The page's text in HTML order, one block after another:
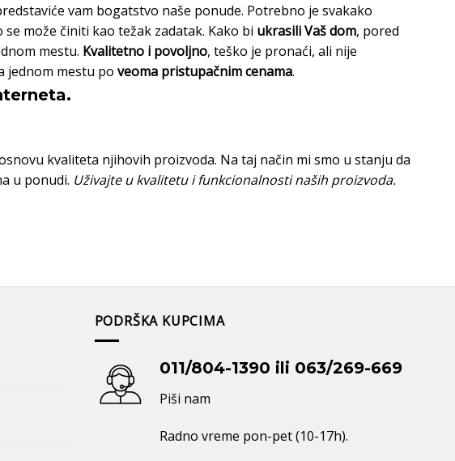
vam bogatstvo naše ponude. Potrebno je svakako
može činiti kao težak zadatak. Kako bi ukrasili Vaš dom, pored
mestu. Kvalitetno i povoljno, teško je pronaći, ali nije
jednom mestu po veoma pristupačnim cenama.
kvaliteta njihovih proizvoda. Na taj način mi smo u stanju da
u ponudi. Uživajte u kvalitetu i funkcionalnosti naših proizvoda.
PODRŠKA KUPCIMA
011/804-1390 ili 063/269-669
Piši nam
Radno vreme pon-pet (10-17h).